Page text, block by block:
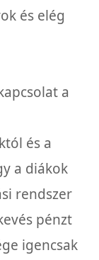
és elég
a
és a
a diákok
rendszer
pénzt
igencsak